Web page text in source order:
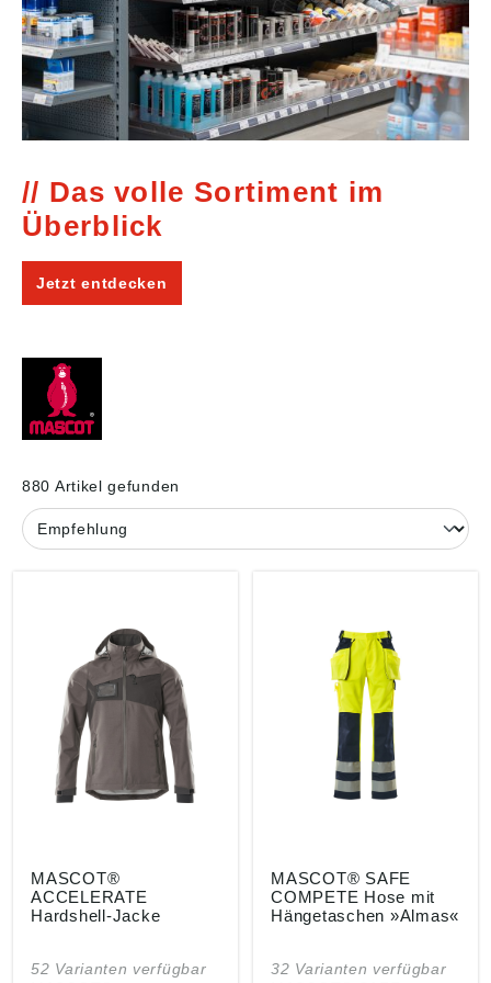
Das volle Sortiment im
Überblick
Jetzt entdecken
880 Artikel gefunden
MASCOT®
ACCELERATE
Hardshell-Jacke
52 Varianten verfügbar
MASCOT® SAFE
COMPETE Hose mit
Hängetaschen »Almas«
32 Varianten verfügbar